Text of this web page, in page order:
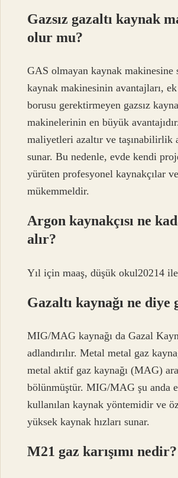
Gazsız gazaltı kaynak
olur mu?
GAS olmayan kaynak makinesine
kaynak makinesinin avantajları,
borusu gerektirmeyen gazsız
makinelerinin en büyük
maliyetleri azaltır ve taşınabilirlik
sunar. Bu nedenle, evde kendi
yürüten profesyonel kaynakçılar
mükemmeldir.
Argon kaynakçısı ne
alır?
Yıl için maaş, düşük okul20214
Gazaltı kaynağı ne diye
MIG/MAG kaynağı da Gazal
adlandırılır. Metal metal gaz
metal aktif gaz kaynağı (MAG)
bölünmüştür. MIG/MAG şu anda
kullanılan kaynak yöntemidir ve
yüksek kaynak hızları sunar.
M21 gaz karışımı nedir?